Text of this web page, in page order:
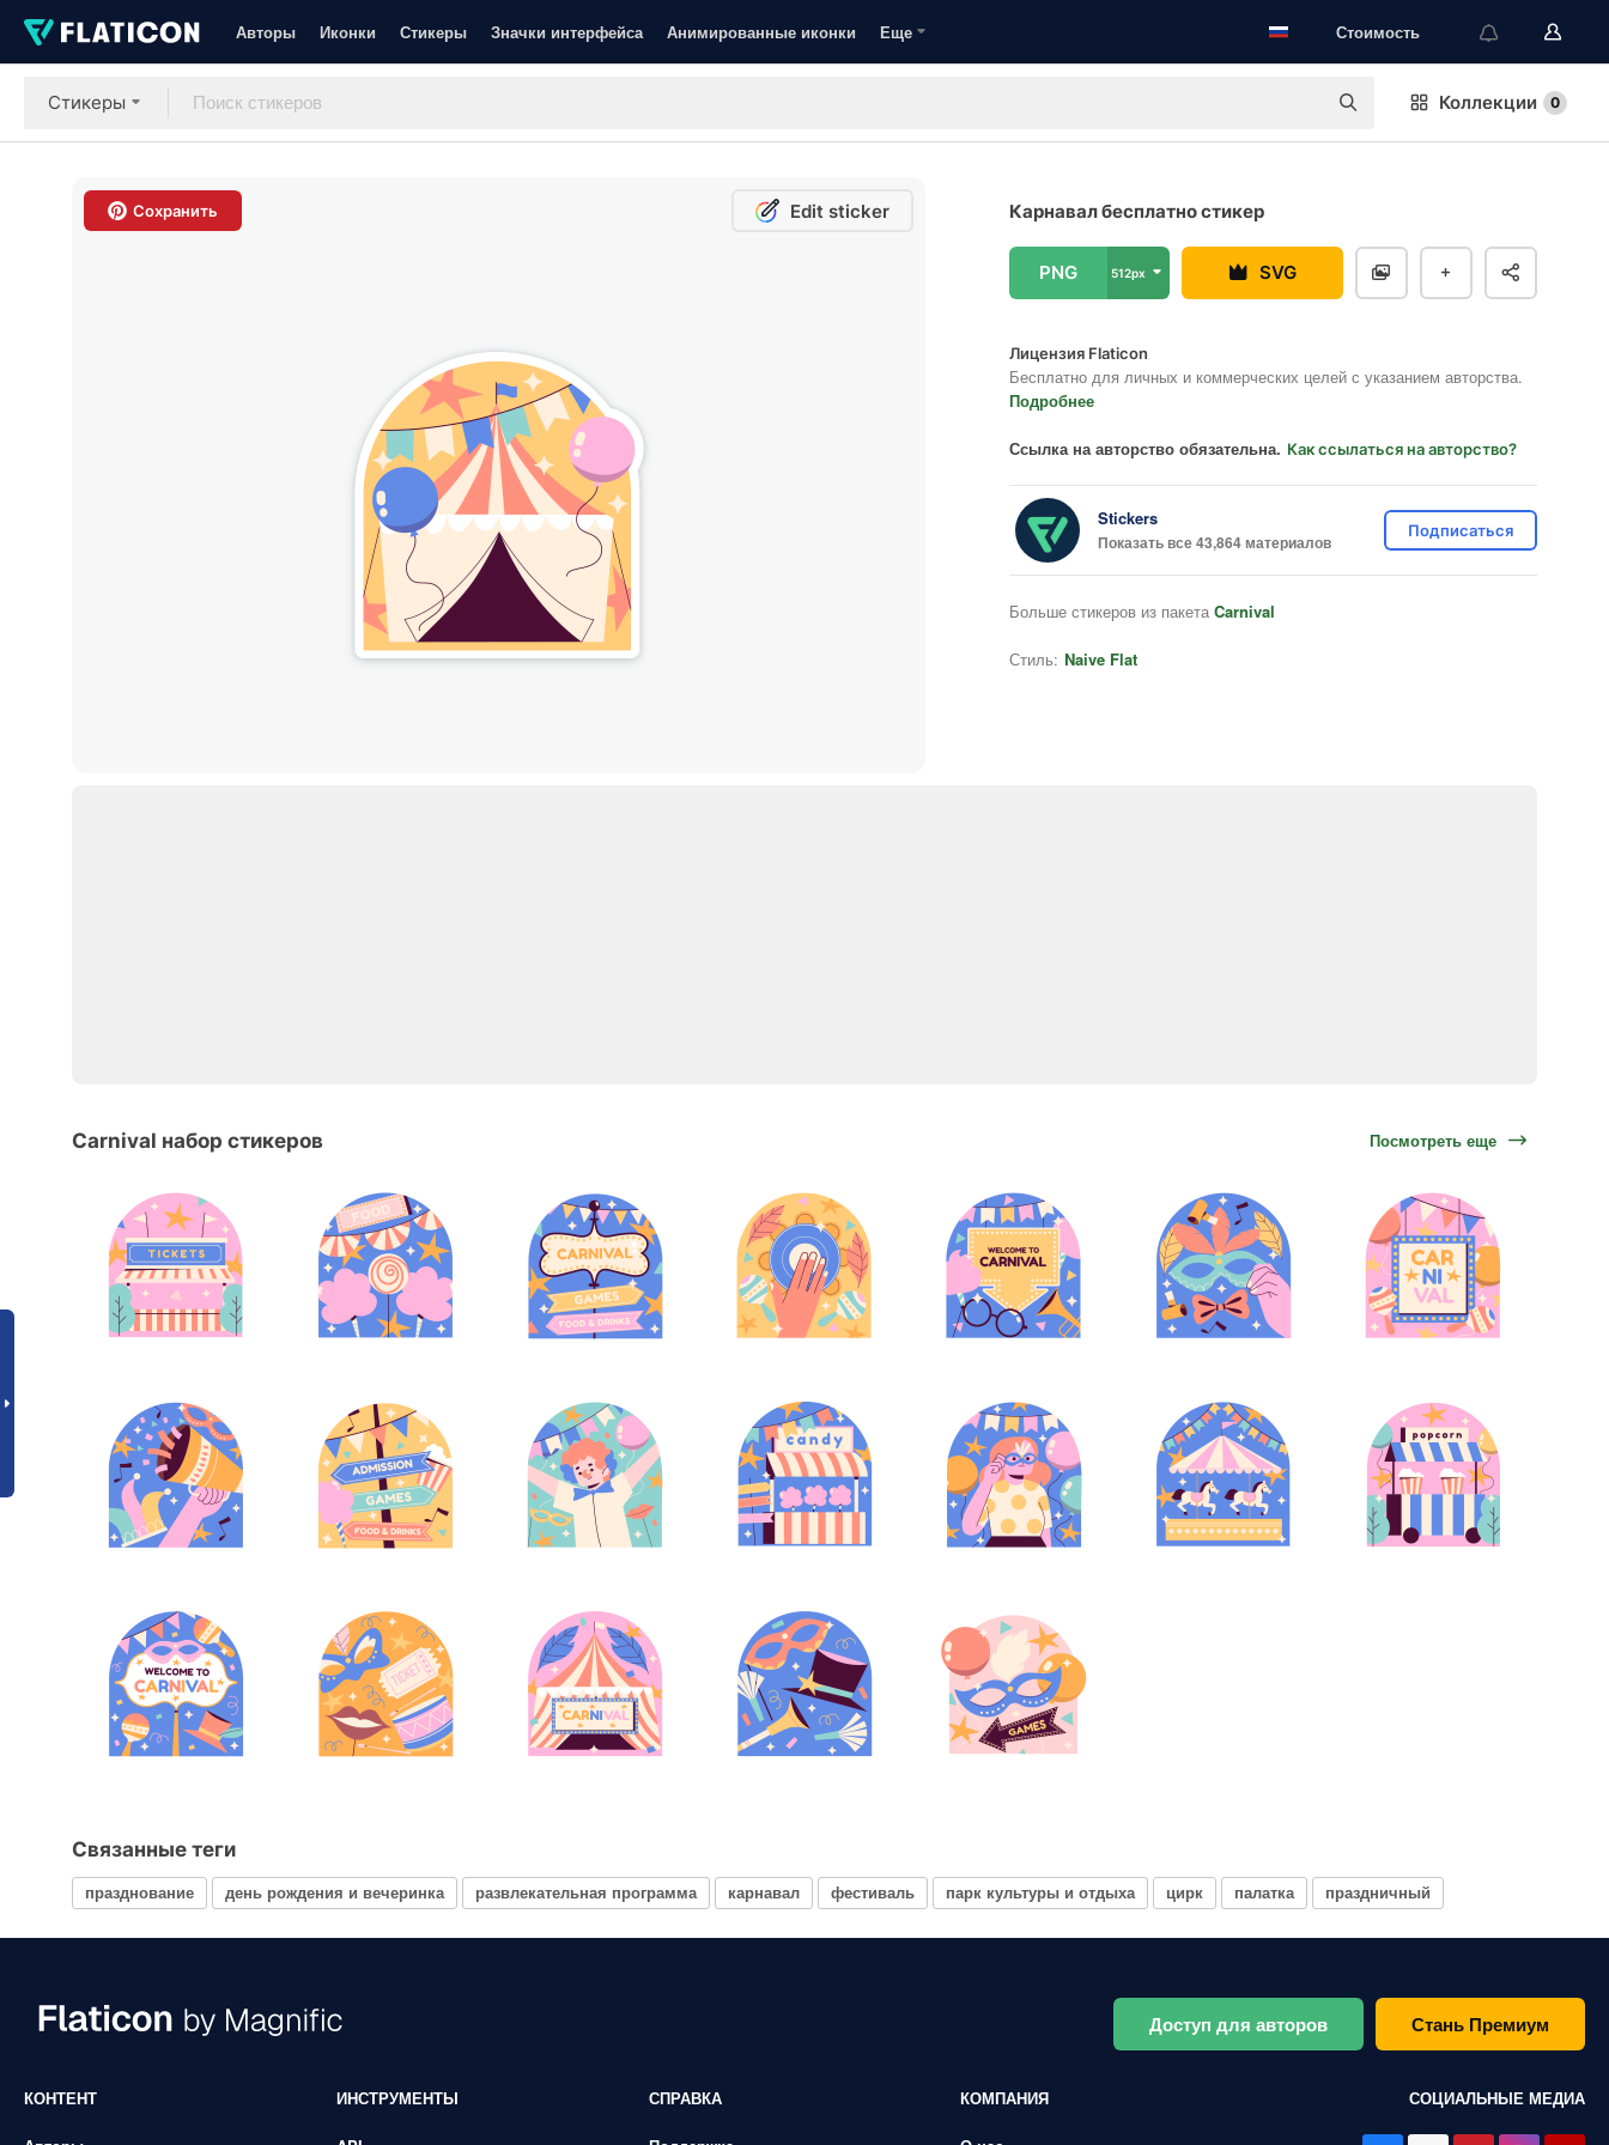
Авторы Иконки Стикеры Значки интерфейса Анимированные иконки Еще Стоимость
Стикеры Коллекции 0
Сохранить Edit sticker Карнавал бесплатно стикер
PNG 512px SVG
Лицензия Flaticon
Бесплатно для личных и коммерческих целей с указанием авторства.
Подробнее
Ссылка на авторство обязательна. Как ссылаться на авторство?
Stickers
Показать все 43,864 материалов
Подписаться
Больше стикеров из пакета Carnival
Стиль: Naive Flat
Carnival набор стикеров Посмотреть еще
Связанные теги
празднование день рождения и вечеринка развлекательная программа карнавал фестиваль парк культуры и отдыха цирк палатка праздничный
Доступ для авторов Стань Премиум
КОНТЕНТ ИНСТРУМЕНТЫ СПРАВКА КОМПАНИЯ СОЦИАЛЬНЫЕ МЕДИА